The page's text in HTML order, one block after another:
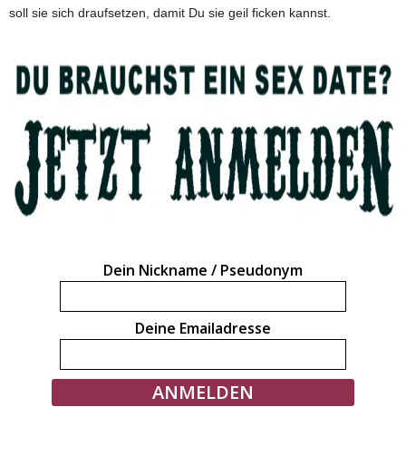
soll sie sich draufsetzen, damit Du sie geil ficken kannst.
Dein Nickname / Pseudonym
Deine Emailadresse